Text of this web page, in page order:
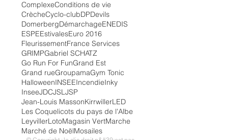
ComplexeConditions de vie
CrècheCyclo-clubDPDevils
DomerbergDémarchageENEDIS
ESPEEstivalesEuro 2016
FleurissementFrance Services
GRIMPGabriel SCHATZ
Go Run For FunGrand Est
Grand rueGroupamaGym Tonic
HalloweenINSEEIncendieInky
InseeJDCJSLJSP
Jean-Louis MassonKirrwillerLED
Les Coquelicots du pays de l'Albe
LeyvillerLotoMagasin VertMarche
Marché de NoëlMosailes